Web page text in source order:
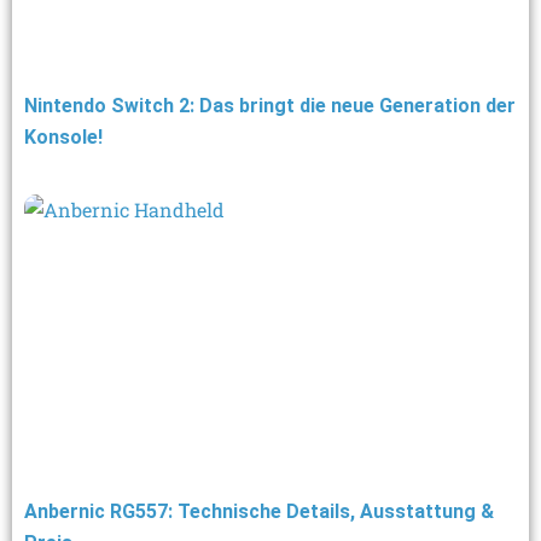
Nintendo Switch 2: Das bringt die neue Generation der
Konsole!
Anbernic RG557: Technische Details, Ausstattung &